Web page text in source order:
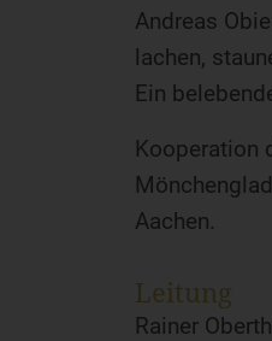
Andreas
lachen,
Ein
Kooperation
Aachen.
Leitung
Rainer